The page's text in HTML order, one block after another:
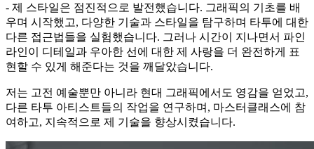
- 제 스타일은 점진적으로 발전했습니다. 그래픽의 기초를 배
우며 시작했고, 다양한 기술과 스타일을 탐구하며 타투에 대한
다른 접근법들을 실험했습니다. 그러나 시간이 지나면서 파인
라인이 디테일과 우아한 선에 대한 제 사랑을 더 완전하게 표
현할 수 있게 해준다는 것을 깨달았습니다.
저는 고전 예술뿐만 아니라 현대 그래픽에서도 영감을 얻었고,
다른 타투 아티스트들의 작업을 연구하며, 마스터클래스에 참
여하고, 지속적으로 제 기술을 향상시켰습니다.